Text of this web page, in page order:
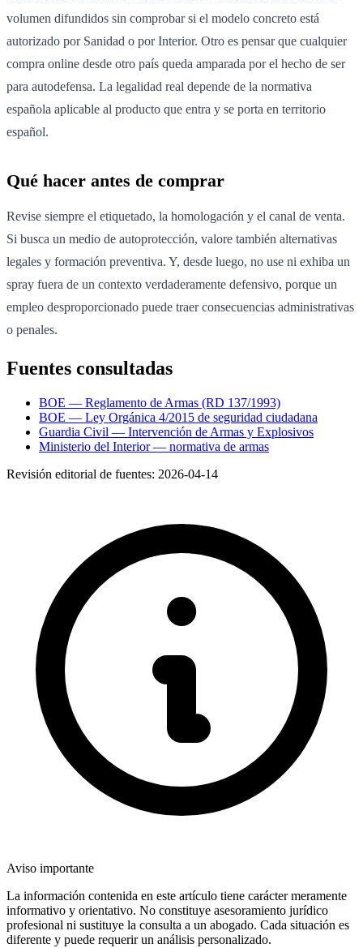
volumen difundidos sin comprobar si el modelo concreto está
autorizado por Sanidad o por Interior. Otro es pensar que cualquier
compra online desde otro país queda amparada por el hecho de ser
para autodefensa. La legalidad real depende de la normativa
española aplicable al producto que entra y se porta en territorio
español.
Qué hacer antes de comprar
Revise siempre el etiquetado, la homologación y el canal de venta.
Si busca un medio de autoprotección, valore también alternativas
legales y formación preventiva. Y, desde luego, no use ni exhiba un
spray fuera de un contexto verdaderamente defensivo, porque un
empleo desproporcionado puede traer consecuencias administrativas
o penales.
Fuentes consultadas
BOE — Reglamento de Armas (RD 137/1993)
BOE — Ley Orgánica 4/2015 de seguridad ciudadana
Guardia Civil — Intervención de Armas y Explosivos
Ministerio del Interior — normativa de armas
Revisión editorial de fuentes: 2026-04-14
Aviso importante
La información contenida en este artículo tiene carácter meramente
informativo y orientativo. No constituye asesoramiento jurídico
profesional ni sustituye la consulta a un abogado. Cada situación es
diferente y puede requerir un análisis personalizado.